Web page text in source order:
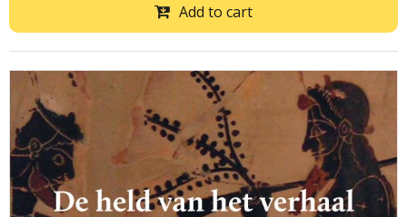
Add to cart